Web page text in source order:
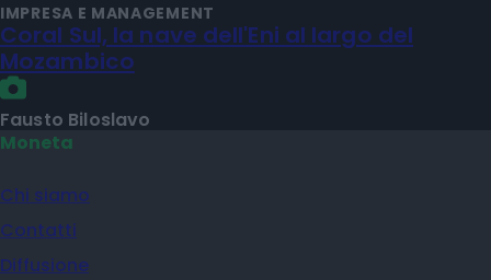
IMPRESA E MANAGEMENT
Coral Sul, la nave dell'Eni al largo del
Mozambico
Fausto Biloslavo
Moneta
Chi siamo
Contatti
Diffusione